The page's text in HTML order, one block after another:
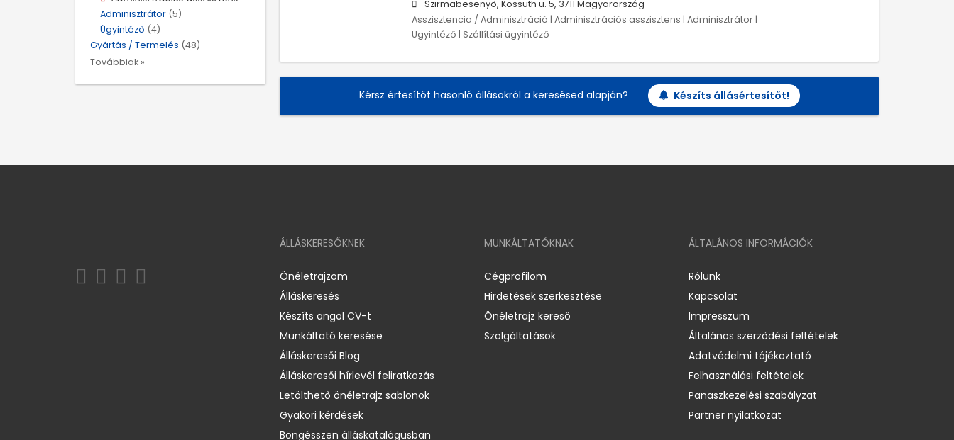
Szirmabesenyő, Kossuth u. 5, 3711 Magyarország
Asszisztencia / Adminisztráció | Adminisztrációs asszisztens | Adminisztrátor |
Ügyintéző | Szállítási ügyintéző
Kérsz értesítőt hasonló állásokról a keresésed alapján? Készíts állásértesítőt!
Adminisztrátor (5)
Ügyintéző (4)
Gyártás / Termelés (48)
Továbbiak »
ÁLLÁSKERESŐKNEK
Önéletrajzom
Álláskeresés
Készíts angol CV-t
Munkáltató keresése
Álláskeresői Blog
Álláskeresői hírlevél feliratkozás
Letölthető önéletrajz sablonok
Gyakori kérdések
Böngésszen álláskatalógusban
MUNKÁLTATÓKNAK
Cégprofilom
Hirdetések szerkesztése
Önéletrajz kereső
Szolgáltatások
ÁLTALÁNOS INFORMÁCIÓK
Rólunk
Kapcsolat
Impresszum
Általános szerződési feltételek
Adatvédelmi tájékoztató
Felhasználási feltételek
Panaszkezelési szabályzat
Partner nyilatkozat